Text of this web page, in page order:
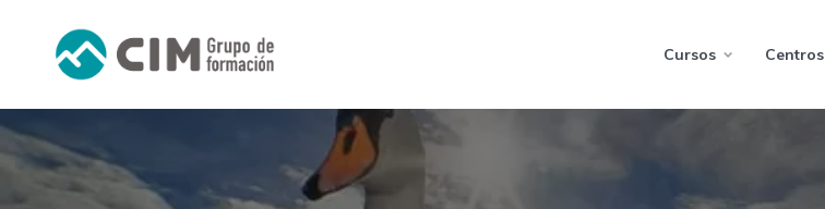
Cursos Centros